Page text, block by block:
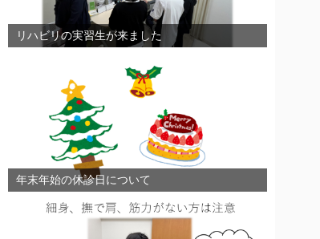
リハビリの実習生が来ました
年末年始の休診日について